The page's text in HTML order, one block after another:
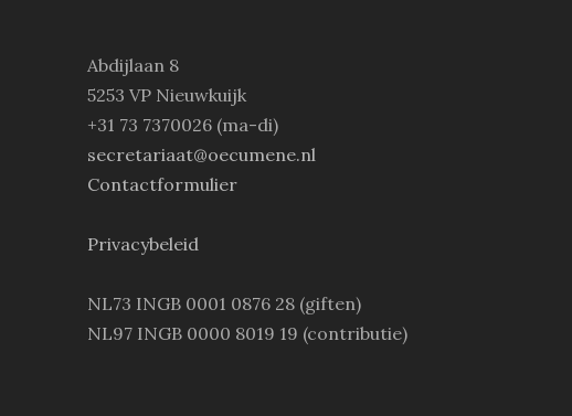
Abdijlaan 8
5253 VP Nieuwkuijk
+31 73 7370026 (ma-di)
secretariaat@oecumene.nl
Contactformulier
Privacybeleid
NL73 INGB 0001 0876 28 (giften)
NL97 INGB 0000 8019 19 (contributie)